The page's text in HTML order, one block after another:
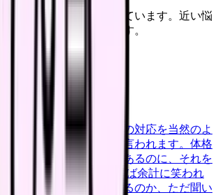
みの本音だけを表示しています。近い悩
分の状況を投稿できます。
2026/6/12
仕事や暴れる患者さんの対応を当然のよ
ると『男のくせに』と言われます。体格
ちらにも怖さや限界があるのに、それを
りません。 弱音を吐けば余計に笑われ
うに感じている人はいるのか、ただ聞い